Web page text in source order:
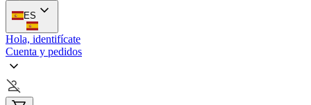
ES
Hola, identifícate
Cuenta y pedidos